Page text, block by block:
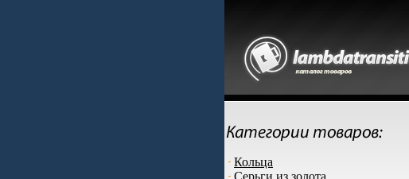
Кольца
Серьги из золота